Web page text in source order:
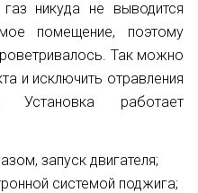
никуда не выводится
помещение, поэтому
Так можно
и исключить отравления
работает
запуск двигателя;
системой поджига;